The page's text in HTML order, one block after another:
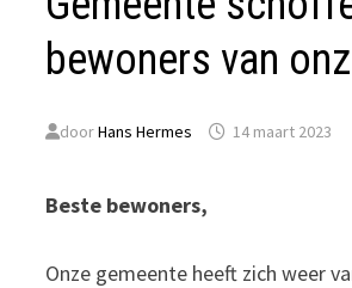
bewoners van
doorHans Hermes 14 maart 2023
Beste bewoners,
Onze gemeente heeft zich weer